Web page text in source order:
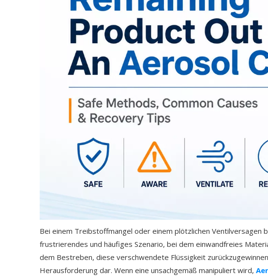
Bei einem Treibstoffmangel oder einem plötzlichen
frustrierendes und häufiges Szenario, bei dem einwandfreies
dem Bestreben, diese verschwendete Flüssigkeit
Herausforderung dar. Wenn eine unsachgemäß manipuliert wird,